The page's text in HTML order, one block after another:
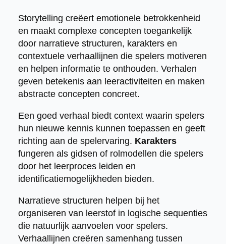
Storytelling creëert emotionele betrokkenheid
en maakt complexe concepten toegankelijk
door narratieve structuren, karakters en
contextuele verhaallijnen die spelers motiveren
en helpen informatie te onthouden. Verhalen
geven betekenis aan leeractiviteiten en maken
abstracte concepten concreet.
Een goed verhaal biedt context waarin spelers
hun nieuwe kennis kunnen toepassen en geeft
richting aan de spelervaring. Karakters
fungeren als gidsen of rolmodellen die spelers
door het leerproces leiden en
identificatiemogelijkheden bieden.
Narratieve structuren helpen bij het
organiseren van leerstof in logische sequenties
die natuurlijk aanvoelen voor spelers.
Verhaallijnen creëren samenhang tussen